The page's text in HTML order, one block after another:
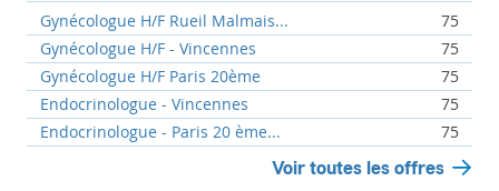
Gynécologue H/F Rueil Malmais...
75
Gynécologue H/F - Vincennes
75
Gynécologue H/F Paris 20ème
75
Endocrinologue - Vincennes
75
Endocrinologue - Paris 20 ème...
75
Voir toutes les offres